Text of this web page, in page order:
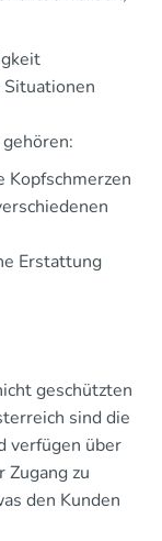
Erstattung
geschützten
sind die
verfügen über
zu
den Kunden